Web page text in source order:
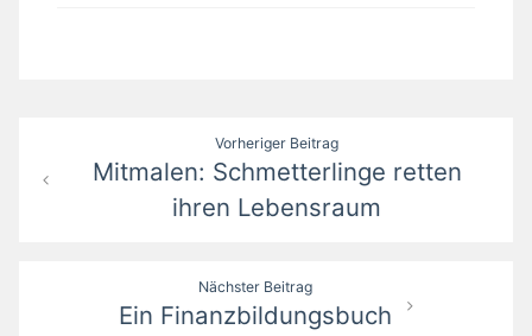
Beitragsnavigation
Vorheriger Beitrag
Mitmalen: Schmetterlinge retten
ihren Lebensraum
Nächster Beitrag
Ein Finanzbildungsbuch